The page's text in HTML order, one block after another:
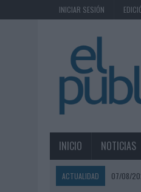
INICIAR SESIÓN
INICIO NOTICIAS
ACTUALIDAD 07/08/